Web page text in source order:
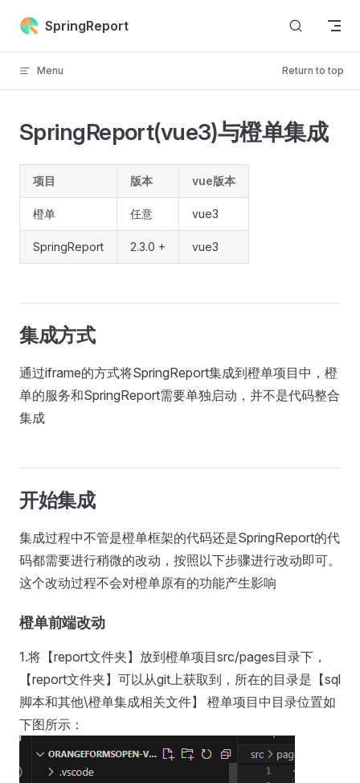
Skip to content
SpringReport
Menu Return to top
SpringReport(vue3)与橙单集成
项目 版本 vue版本
橙单 任意 vue3
SpringReport 2.3.0 + vue3
集成方式
通过iframe的方式将SpringReport集成到橙单项目中，橙
单的服务和SpringReport需要单独启动，并不是代码整合
集成
开始集成
集成过程中不管是橙单框架的代码还是SpringReport的代
码都需要进行稍微的改动，按照以下步骤进行改动即可。
这个改动过程不会对橙单原有的功能产生影响
橙单前端改动
1.将【report文件夹】放到橙单项目src/pages目录下，
【report文件夹】可以从git上获取到，所在的目录是【sql
脚本和其他\橙单集成相关文件】 橙单项目中目录位置如
下图所示：